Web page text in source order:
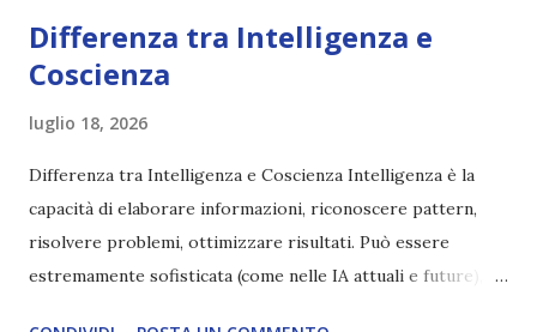
Differenza tra Intelligenza e
Coscienza
luglio 18, 2026
Differenza tra Intelligenza e Coscienza Intelligenza è la
capacità di elaborare informazioni, riconoscere pattern,
risolvere problemi, ottimizzare risultati. Può essere
estremamente sofisticata (come nelle IA attuali e future),